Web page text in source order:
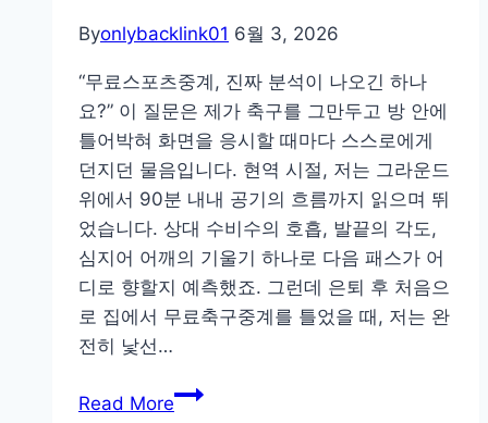
우
연
한
매
력
실
머
신
고
장
을
원
격
으
로
낸
Byonlybacklink01 6월 3, 2026
“무료스포츠중계, 진짜 분석이 나오긴 하나
요?” 이 질문은 제가 축구를 그만두고 방 안에
틀어박혀 화면을 응시할 때마다 스스로에게
던지던 물음입니다. 현역 시절, 저는 그라운드
위에서 90분 내내 공기의 흐름까지 읽으며 뛰
었습니다. 상대 수비수의 호흡, 발끝의 각도,
심지어 어깨의 기울기 하나로 다음 패스가 어
디로 향할지 예측했죠. 그런데 은퇴 후 처음으
로 집에서 무료축구중계를 틀었을 때, 저는 완
전히 낯선…
Read More전